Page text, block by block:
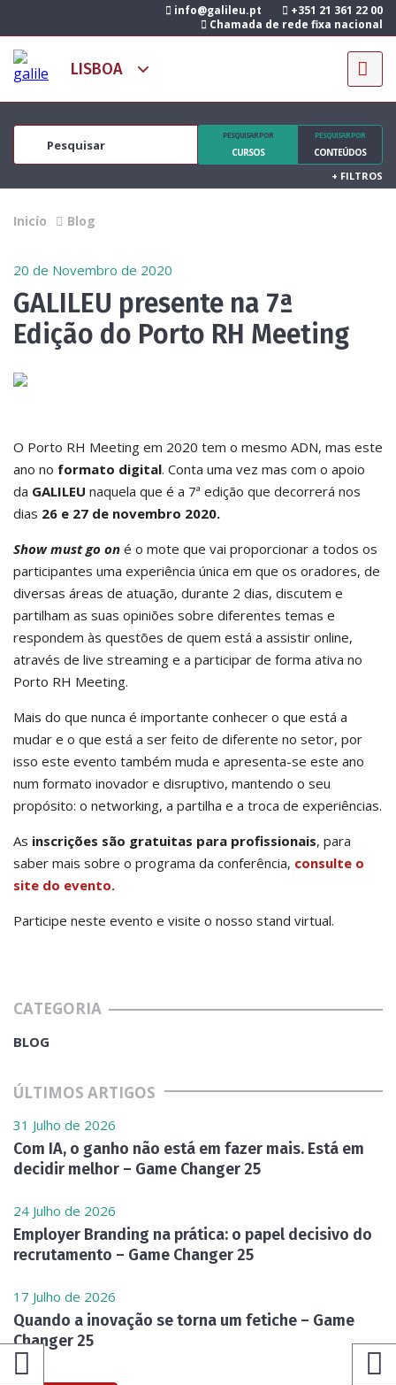
info@galileu.pt
+351 21 361 22 00
Chamada de rede fixa nacional
PESQUISAR POR
CURSOS
PESQUISAR POR
CONTEÚDOS
+ FILTROS
Inicío Blog
20 de Novembro de 2020
GALILEU presente na 7ª
Edição do Porto RH Meeting
O Porto RH Meeting em 2020 tem o mesmo ADN, mas este
ano no formato digital. Conta uma vez mas com o apoio
da GALILEU naquela que é a 7ª edição que decorrerá nos
dias 26 e 27 de novembro 2020.
Show must go on é o mote que vai proporcionar a todos os
participantes uma experiência única em que os oradores, de
diversas áreas de atuação, durante 2 dias, discutem e
partilham as suas opiniões sobre diferentes temas e
respondem às questões de quem está a assistir online,
através de live streaming e a participar de forma ativa no
Porto RH Meeting.
Mais do que nunca é importante conhecer o que está a
mudar e o que está a ser feito de diferente no setor, por
isso este evento também muda e apresenta-se este ano
num formato inovador e disruptivo, mantendo o seu
propósito: o networking, a partilha e a troca de experiências.
As inscrições são gratuitas para profissionais, para
saber mais sobre o programa da conferência, consulte o
site do evento.
Participe neste evento e visite o nosso stand virtual.
CATEGORIA
BLOG
ÚLTIMOS ARTIGOS
31 Julho de 2026
Com IA, o ganho não está em fazer mais. Está em
decidir melhor – Game Changer 25
24 Julho de 2026
Employer Branding na prática: o papel decisivo do
recrutamento – Game Changer 25
17 Julho de 2026
Quando a inovação se torna um fetiche – Game
Changer 25